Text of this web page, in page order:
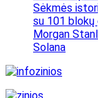
Sėkmės
su 101 blokų
Morgan
Solana